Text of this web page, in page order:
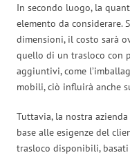
In secondo luogo, la
elemento da considerare.
dimensioni, il costo sarà
quello di un trasloco con
aggiuntivi, come
mobili, ciò influirà anche
Tuttavia, la nostra
base alle esigenze del
trasloco disponibili,